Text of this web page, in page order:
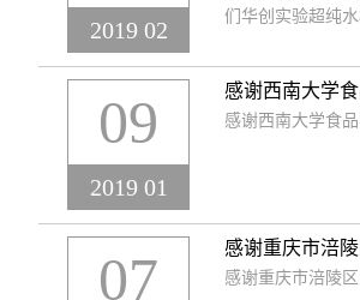
2019 02
们华创实验超纯
09
2019 01
感谢西南大学
感谢西南大学食
07 感谢重庆市涪
感谢重庆市涪陵